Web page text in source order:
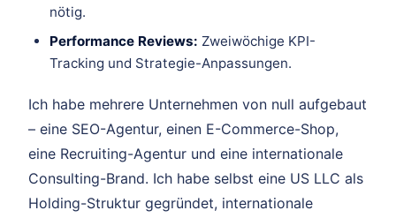
nötig.
Performance Reviews: Zweiwöchige KPI-
Tracking und Strategie-Anpassungen.
Ich habe mehrere Unternehmen von null aufgebaut
– eine SEO-Agentur, einen E-Commerce-Shop,
eine Recruiting-Agentur und eine internationale
Consulting-Brand. Ich habe selbst eine US LLC als
Holding-Struktur gegründet, internationale